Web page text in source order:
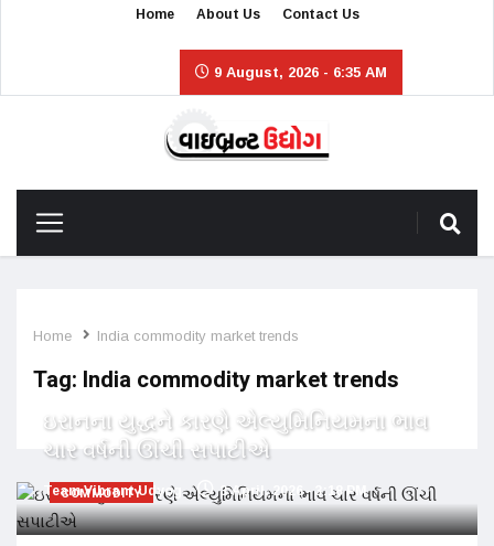
Home About Us Contact Us
9 August, 2026 - 6:35 AM
Home India commodity market trends
Tag: India commodity market trends
COMMODITY
ઇરાનના યુદ્ધને કારણે એલ્યુમિનિયમના ભાવ
ચાર વર્ષની ઊંચી સપાટીએ
Team Vibrant Udyog 3 April, 2026 - 3:18 PM